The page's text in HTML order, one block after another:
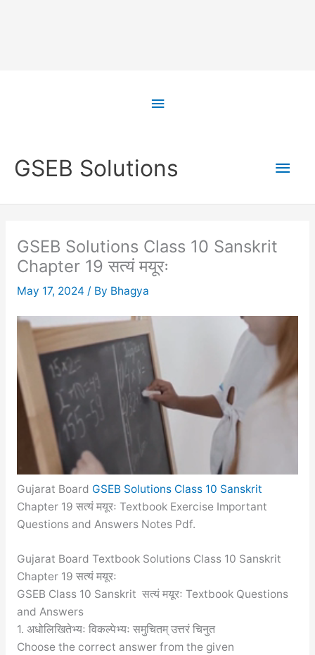
Above
GSEB Solutions
Main
GSEB Solutions Class 10 Sanskrit
Chapter 19 सत्यं मयूरः
May 17, 2024 / By Bhagya
Gujarat Board GSEB Solutions Class 10 Sanskrit
Chapter 19 सत्यं मयूरः Textbook Exercise Important
Questions and Answers Notes Pdf.
Gujarat Board Textbook Solutions Class 10 Sanskrit
Chapter 19 सत्यं मयूरः
GSEB Class 10 Sanskrit सत्यं मयूरः Textbook Questions
and Answers
1. अधोलिखितेभ्यः विकल्पेभ्यः समुचितम् उत्तरं चिनुत
Choose the correct answer from the given